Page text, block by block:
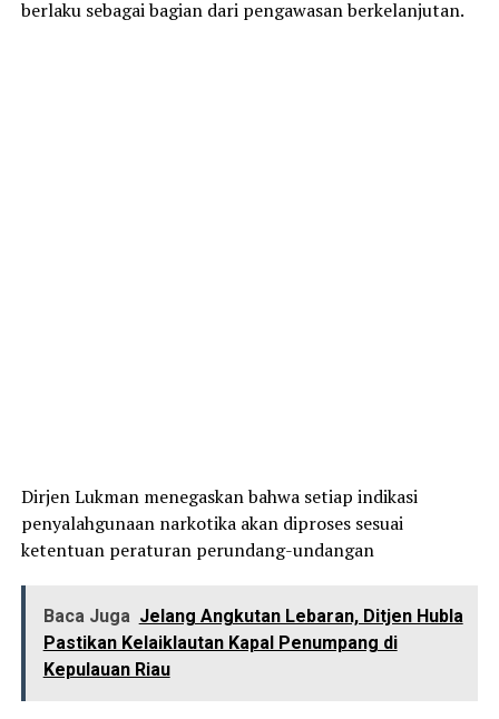
berlaku sebagai bagian dari pengawasan berkelanjutan.
Dirjen Lukman menegaskan bahwa setiap indikasi
penyalahgunaan narkotika akan diproses sesuai
ketentuan peraturan perundang-undangan
Baca Juga Jelang Angkutan Lebaran, Ditjen Hubla
Pastikan Kelaiklautan Kapal Penumpang di
Kepulauan Riau